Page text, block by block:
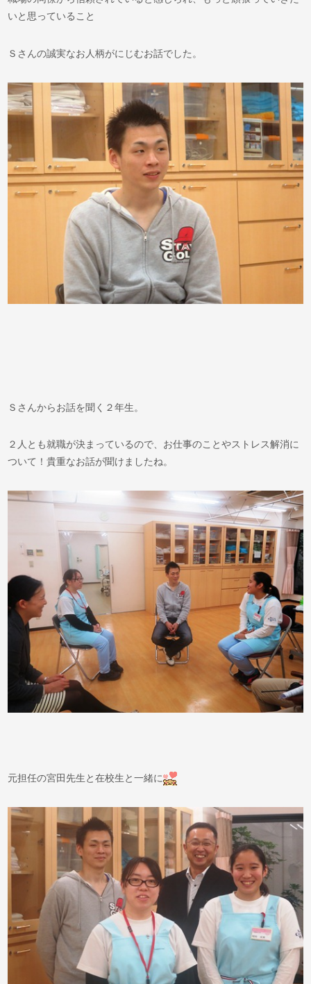
いと思っていること
Ｓさんの誠実なお人柄がにじむお話でした。
Ｓさんからお話を聞く２年生。
２人とも就職が決まっているので、お仕事のことやストレス解消に
ついて！貴重なお話が聞けましたね。
元担任の宮田先生と在校生と一緒に